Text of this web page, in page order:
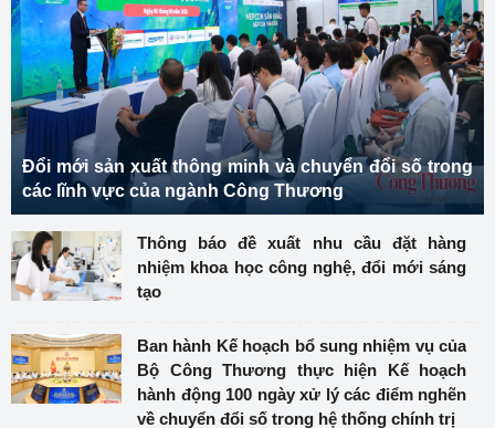
Đổi mới sản xuất thông minh và chuyển đổi số trong
các lĩnh vực của ngành Công Thương
Thông báo đề xuất nhu cầu đặt hàng
nhiệm khoa học công nghệ, đổi mới sáng
tạo
Ban hành Kế hoạch bổ sung nhiệm vụ của
Bộ Công Thương thực hiện Kế hoạch
hành động 100 ngày xử lý các điểm nghẽn
về chuyển đổi số trong hệ thống chính trị